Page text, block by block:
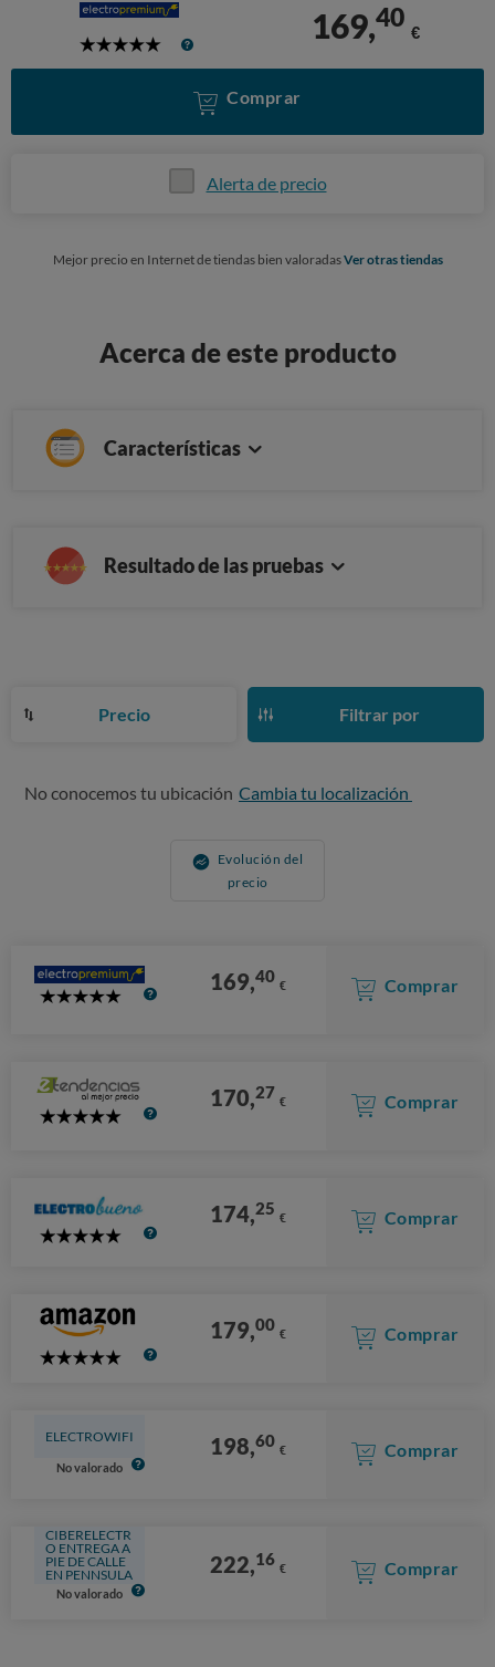
5
169,40
€
Comprar
Alerta de precio
Mejor precio en Internet de tiendas bien valoradasVer otras tiendas
Acerca de este producto
Características
Resultado de las pruebas
Precio Filtrar por
No conocemos tu ubicación Cambia tu localización
Evolución del
precio
5
169,40 € Comprar
5
170,27 € Comprar
5
174,25 € Comprar
5
179,00 € Comprar
ELECTROWIFI
No valorado
198,60 € Comprar
CIBERELECTR
O ENTREGA A
PIE DE CALLE
EN PENNSULA
No valorado
222,16 € Comprar